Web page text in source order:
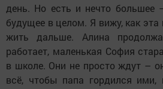
день. Но есть и нечто большее
будущее в целом. Я вижу, как
жить дальше. Алина
работает, маленькая София
в школе. Они не просто ждут –
всё, чтобы папа гордился ими,